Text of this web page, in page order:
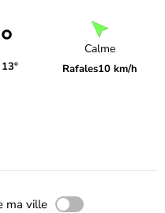
Calme
Rafales10 km/h
ma ville